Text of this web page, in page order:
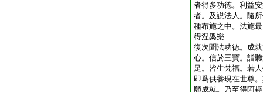
者得多功徳。利益
者。及説法人。隨
種布施之中。法施
得涅槃樂
復次聞法功徳。成
心。信於三寶。詣
足。皆生梵福。若
即爲供養現在世尊
願成就。乃至得阿